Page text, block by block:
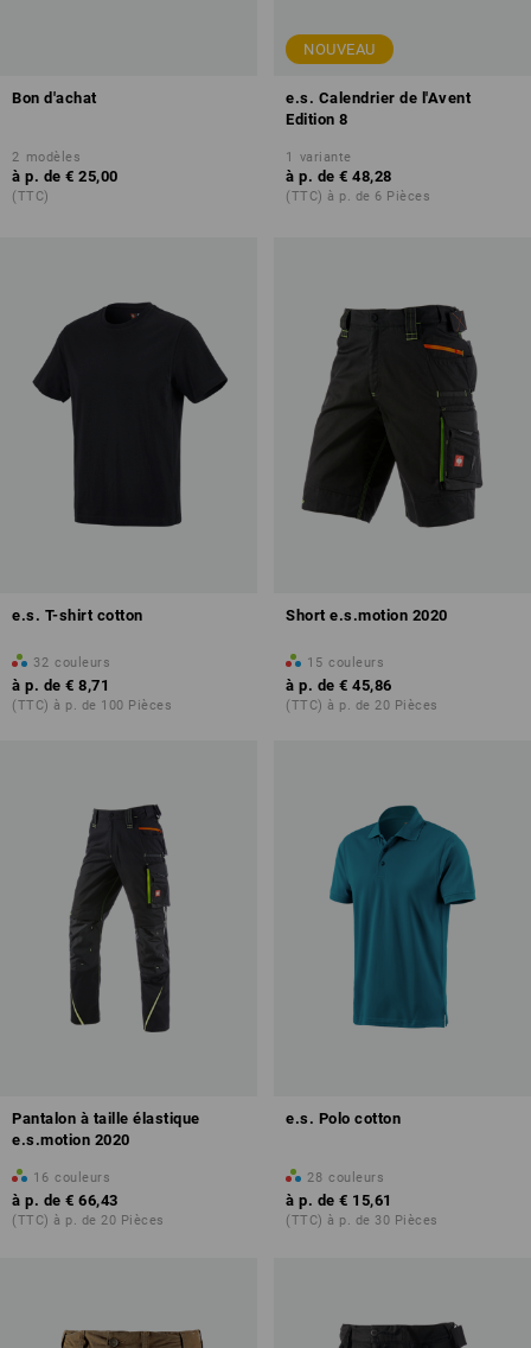
Bon d'achat
2 modèles
à p. de € 25,00
(TTC)
NOUVEAU
e.s. Calendrier de l'Avent
Edition 8
1 variante
à p. de € 48,28
(TTC) à p. de 6 Pièces
e.s. T-shirt cotton
32 couleurs
à p. de € 8,71
(TTC) à p. de 100 Pièces
Short e.s.motion 2020
15 couleurs
à p. de € 45,86
(TTC) à p. de 20 Pièces
Pantalon à taille élastique
e.s.motion 2020
16 couleurs
à p. de € 66,43
(TTC) à p. de 20 Pièces
e.s. Polo cotton
28 couleurs
à p. de € 15,61
(TTC) à p. de 30 Pièces